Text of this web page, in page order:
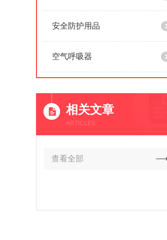
安全防护用品
空气呼吸器
相关文章
ARTICLES
查看全部